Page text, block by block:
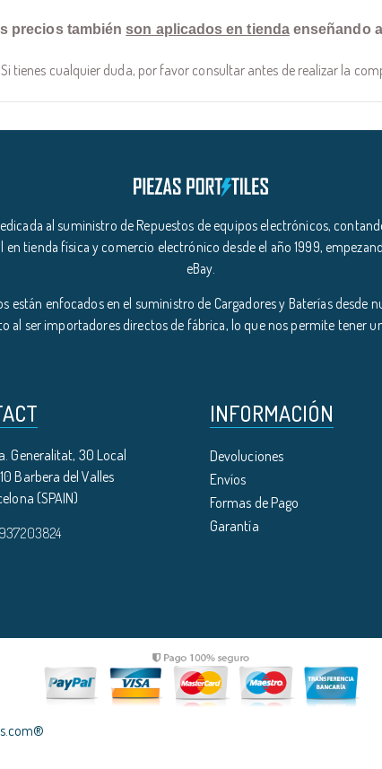
precios también son aplicados en tienda enseñando
Si tienes cualquier duda, por favor consultar antes de realizar la
al suministro de Repuestos de equipos electrónicos,
tienda física y comercio electrónico desde el año 1999,
eBay.
están enfocados en el suministro de Cargadores y Baterías desde
al ser importadores directos de fábrica, lo que nos permite tener
Generalitat, 30 Local
Barbera del Valles
(SPAIN)
INFORMACIÓN
Devoluciones
Envíos
Formas de Pago
Garantía